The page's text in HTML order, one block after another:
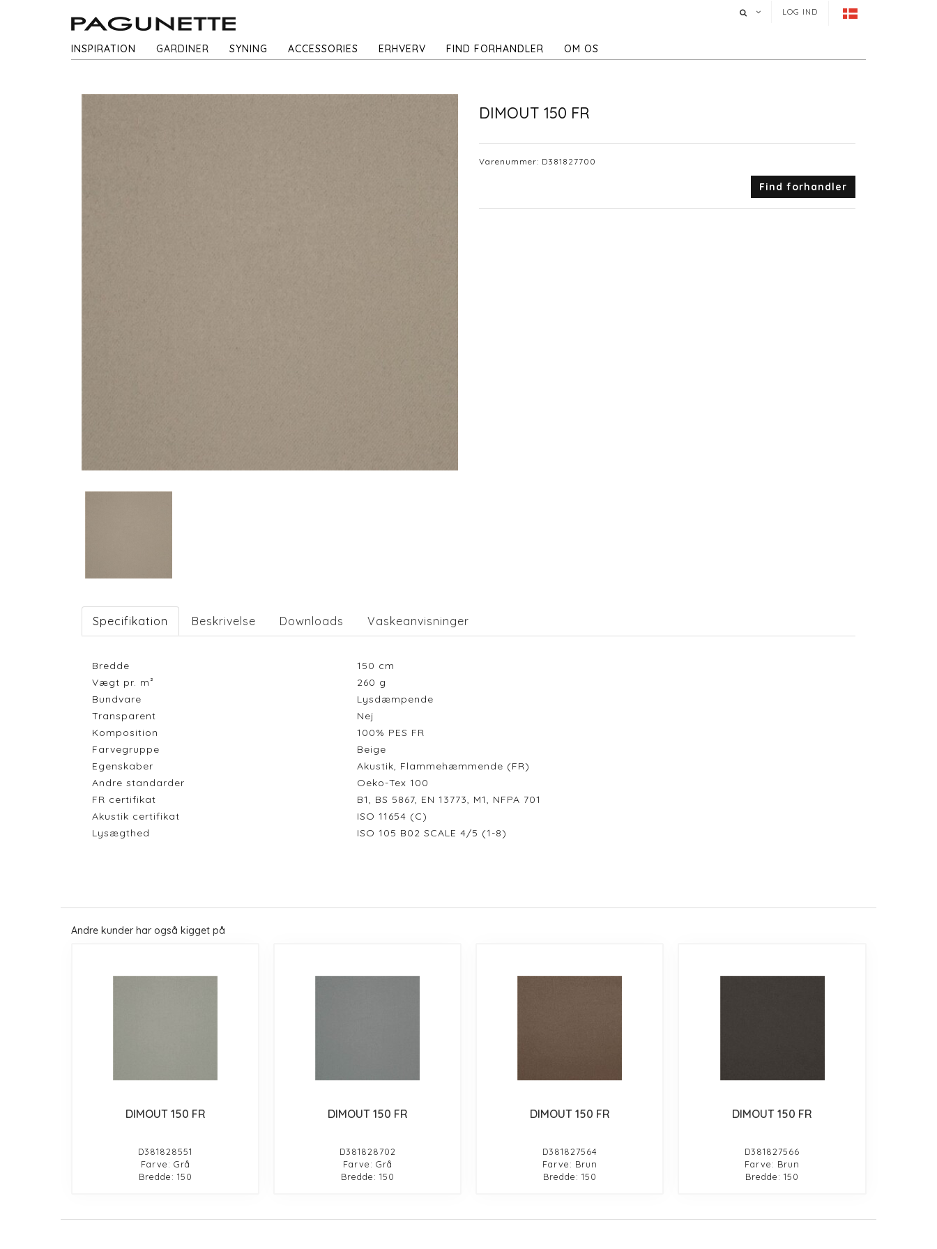
LOG IND
INSPIRATION GARDINER SYNING ACCESSORIES ERHVERV FIND FORHANDLER OM OS
DIMOUT 150 FR
Varenummer: D381827700
Find forhandler
Specifikation Beskrivelse Downloads Vaskeanvisninger
Bredde 150 cm
Vægt pr. m²
260 g
Bundvare
Lysdæmpende
Transparent
Nej
Komposition
100% PES FR
Farvegruppe
Beige
Egenskaber
Akustik, Flammehæmmende (FR)
Andre standarder
Oeko-Tex 100
FR certifikat
B1, BS 5867, EN 13773, M1, NFPA 701
Akustik certifikat
ISO 11654 (C)
Lysægthed
ISO 105 B02 SCALE 4/5 (1-8)
Andre kunder har også kigget på
DIMOUT 150 FR
D381828551
Farve: Grå
Bredde: 150
DIMOUT 150 FR
D381828702
Farve: Grå
Bredde: 150
DIMOUT 150 FR
D381827564
Farve: Brun
Bredde: 150
DIMOUT 150 FR
D381827566
Farve: Brun
Bredde: 150